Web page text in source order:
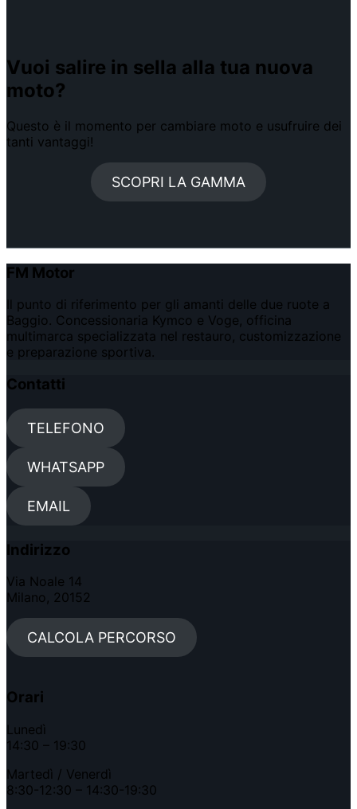
Vuoi salire in sella alla tua nuova
moto?
Questo è il momento per cambiare moto e usufruire dei
tanti vantaggi!
SCOPRI LA GAMMA
FM Motor
Il punto di riferimento per gli amanti delle due ruote a
Baggio. Concessionaria Kymco e Voge, officina
multimarca specializzata nel restauro, customizzazione
e preparazione sportiva.
Contatti
TELEFONO
WHATSAPP
EMAIL
Indirizzo
Via Noale 14
Milano, 20152
CALCOLA PERCORSO
Orari
Lunedì
14:30 – 19:30
Martedì / Venerdì
8:30-12:30 – 14:30-19:30